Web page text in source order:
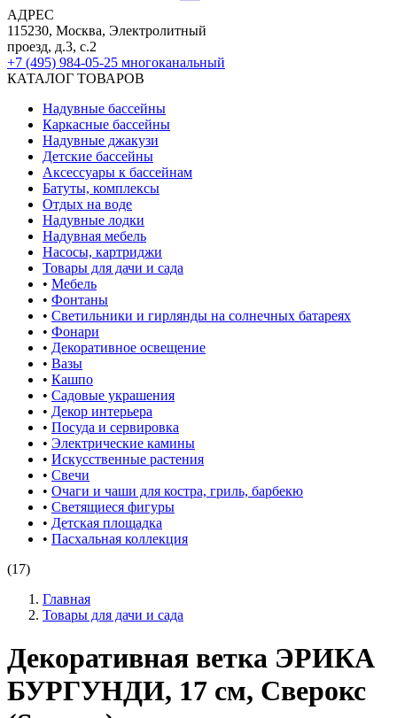
АДРЕС
115230, Москва, Электролитный
проезд, д.3, с.2
+7 (495) 984-05-25 многоканальный
КАТАЛОГ ТОВАРОВ
Надувные бассейны
Каркасные бассейны
Надувные джакузи
Детские бассейны
Аксессуары к бассейнам
Батуты, комплексы
Отдых на воде
Надувные лодки
Надувная мебель
Насосы, картриджи
Товары для дачи и сада
• Мебель
• Фонтаны
• Светильники и гирлянды на солнечных батареях
• Фонари
• Декоративное освещение
• Вазы
• Кашпо
• Садовые украшения
• Декор интерьера
• Посуда и сервировка
• Электрические камины
• Искусственные растения
• Свечи
• Очаги и чаши для костра, гриль, барбекю
• Светящиеся фигуры
• Детская площадка
• Пасхальная коллекция
(17)
Главная
Товары для дачи и сада
Декоративная ветка ЭРИКА
БУРГУНДИ, 17 см, Сверокс